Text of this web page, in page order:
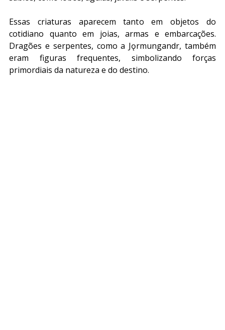
Essas criaturas aparecem tanto em objetos do
cotidiano quanto em joias, armas e embarcações.
Dragões e serpentes, como a Jǫrmungandr, também
eram figuras frequentes, simbolizando forças
primordiais da natureza e do destino.